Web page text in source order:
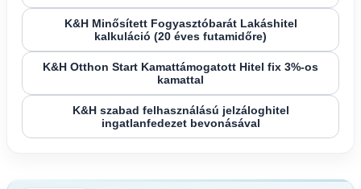
K&H Minősített Fogyasztóbarát Lakáshitel
kalkuláció (20 éves futamidőre)
K&H Otthon Start Kamattámogatott Hitel fix 3%-os
kamattal
K&H szabad felhasználású jelzáloghitel
ingatlanfedezet bevonásával